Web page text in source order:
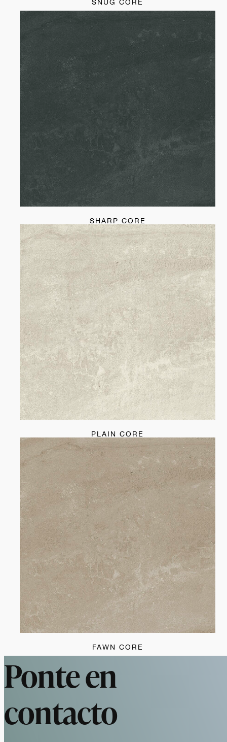
SNUG CORE
SHARP CORE
PLAIN CORE
FAWN CORE
Ponte en
contacto